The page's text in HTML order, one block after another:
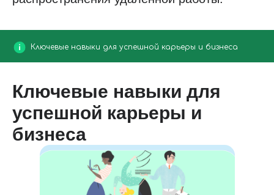
Ключевые навыки для успешной карьеры и бизнеса
Ключевые навыки для
успешной карьеры и
бизнеса